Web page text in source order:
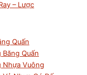
– Lược
Quấn
Quấn
Nhựa Vuông